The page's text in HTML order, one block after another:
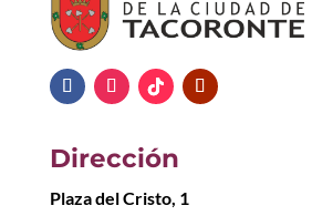
Dirección
Plaza del Cristo, 1